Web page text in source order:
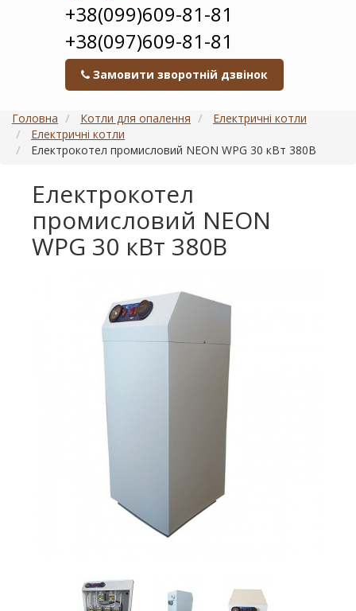
+38(099)609-81-81
+38(097)609-81-81
Замовити зворотній дзвінок
Головна Котли для опалення
Електричні котли
Електричні котли
Електрокотел промисловий NEON WPG 30 кВт 380В
Електрокотел
промисловий NEON
WPG 30 кВт 380В